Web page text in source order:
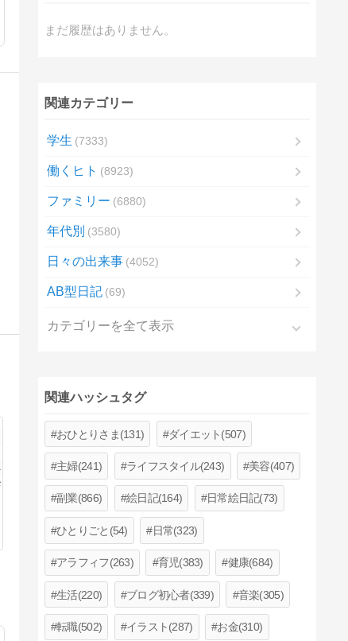
まだ履歴はありません。
関連カテゴリー
学生 7333
働くヒト 8923
ファミリー 6880
年代別 3580
日々の出来事 4052
AB型日記 69
カテゴリーを全て表示
関連ハッシュタグ
おひとりさま(131) ダイエット(507)
主婦(241) ライフスタイル(243) 美容(407)
副業(866) 絵日記(164) 日常絵日記(73)
ひとりごと(54) 日常(323)
アラフィフ(263) 育児(383) 健康(684)
生活(220) ブログ初心者(339) 音楽(305)
転職(502) イラスト(287) お金(310)